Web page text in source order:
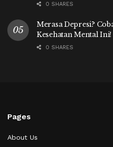
0 SHARES
Merasa Depresi?
Kesehatan Mental Ini!
0 SHARES
Pages
About Us